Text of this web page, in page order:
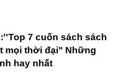
7 cuốn sách sách
mọi thời đại" Những
hay nhất